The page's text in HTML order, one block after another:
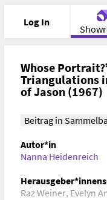
Log In
Portfolio
Meet
Whose
Triangulations
of Jason (1967)
Beitrag in
Autor*in
Nanna Heidenreich
Raz Weiner, Evelyn